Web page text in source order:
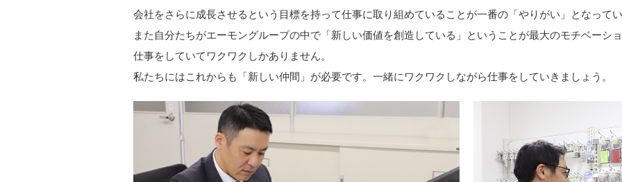
会社をさらに成長させるという目標を持って仕事に取り組めていることが一番の「やりがい」となって
また自分たちがエーモングループの中で「新しい価値を創造している」ということが最大のモチベーシ
仕事をしていてワクワクしかありません。
私たちにはこれからも「新しい仲間」が必要です。一緒にワクワクしながら仕事をしていきましょう。